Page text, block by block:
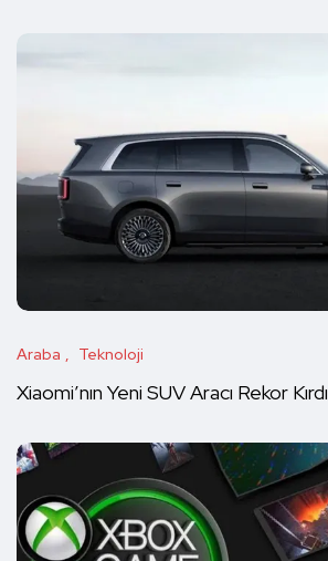
Araba Teknoloji
Xiaomi’nın Yeni SUV Aracı Rekor Kırdı